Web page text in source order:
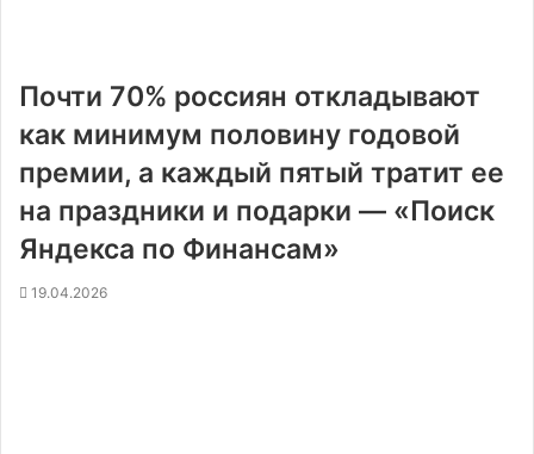
Почти 70% россиян откладывают
как минимум половину годовой
премии, а каждый пятый тратит ее
на праздники и подарки — «Поиск
Яндекса по Финансам»
19.04.2026